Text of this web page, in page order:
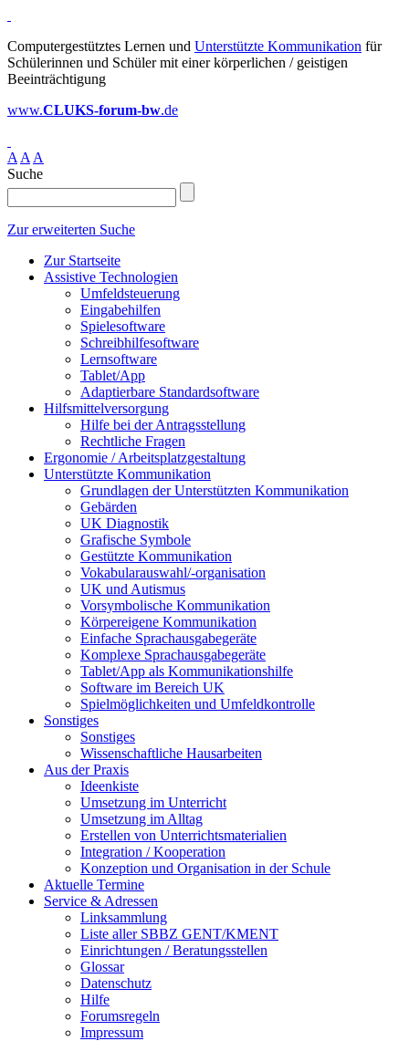
Computergestütztes Lernen und Unterstützte Kommunikation für
Schülerinnen und Schüler mit einer körperlichen / geistigen
Beeinträchtigung
www.CLUKS-forum-bw.de
A A A
Suche
Zur erweiterten Suche
Zur Startseite
Assistive Technologien
Umfeldsteuerung
Eingabehilfen
Spielesoftware
Schreibhilfesoftware
Lernsoftware
Tablet/App
Adaptierbare Standardsoftware
Hilfsmittelversorgung
Hilfe bei der Antragsstellung
Rechtliche Fragen
Ergonomie / Arbeitsplatzgestaltung
Unterstützte Kommunikation
Grundlagen der Unterstützten Kommunikation
Gebärden
UK Diagnostik
Grafische Symbole
Gestützte Kommunikation
Vokabularauswahl/-organisation
UK und Autismus
Vorsymbolische Kommunikation
Körpereigene Kommunikation
Einfache Sprachausgabegeräte
Komplexe Sprachausgabegeräte
Tablet/App als Kommunikationshilfe
Software im Bereich UK
Spielmöglichkeiten und Umfeldkontrolle
Sonstiges
Sonstiges
Wissenschaftliche Hausarbeiten
Aus der Praxis
Ideenkiste
Umsetzung im Unterricht
Umsetzung im Alltag
Erstellen von Unterrichtsmaterialien
Integration / Kooperation
Konzeption und Organisation in der Schule
Aktuelle Termine
Service & Adressen
Linksammlung
Liste aller SBBZ GENT/KMENT
Einrichtungen / Beratungsstellen
Glossar
Datenschutz
Hilfe
Forumsregeln
Impressum